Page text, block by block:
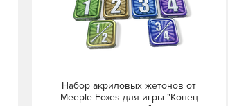
Набор акриловых жетонов от
Meeple Foxes для игры "Конец